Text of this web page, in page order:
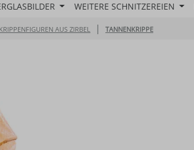
WEITERE SCHNITZEREIEN
KRIPPENFIGUREN AUS ZIRBEL | TANNENKRIPPE